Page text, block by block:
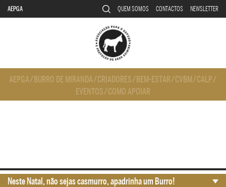
AEPGA QUEM SOMOS CONTACTOS NEWSLETTER
AEPGA/ BURRO DE MIRANDA/CRIADORES/ BEM-ESTAR/CVBM/CALP/
EVENTOS/COMO APOIAR
Neste Natal, não sejas casmurro, apadrinha um Burro!